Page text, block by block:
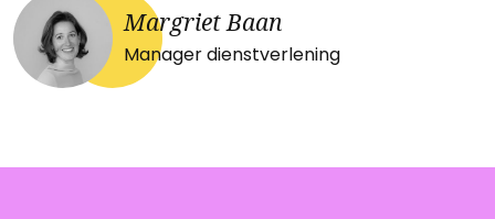
Margriet Baan
Manager dienstverlening